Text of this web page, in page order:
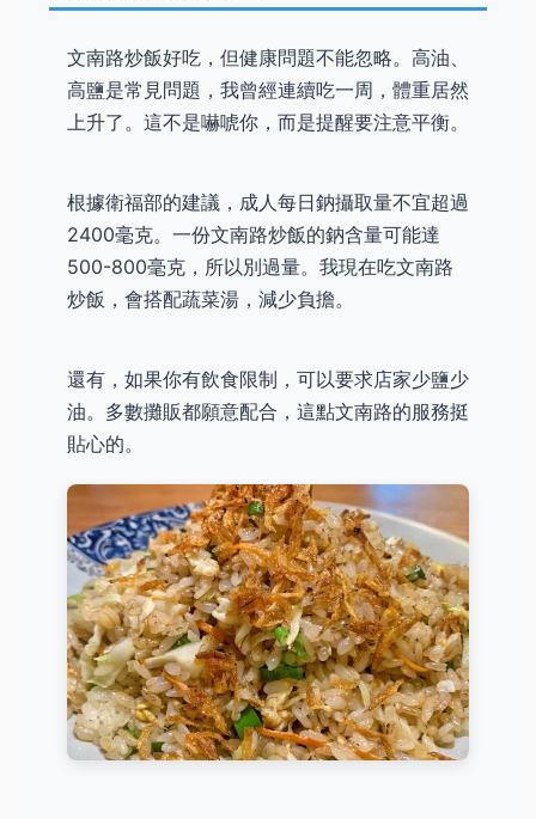
文南路炒飯好吃，但健康問題不能忽略。高油、
高鹽是常見問題，我曾經連續吃一周，體重居然
上升了。這不是嚇唬你，而是提醒要注意平衡。
根據衛福部的建議，成人每日鈉攝取量不宜超過
2400毫克。一份文南路炒飯的鈉含量可能達
500-800毫克，所以別過量。我現在吃文南路
炒飯，會搭配蔬菜湯，減少負擔。
還有，如果你有飲食限制，可以要求店家少鹽少
油。多數攤販都願意配合，這點文南路的服務挺
貼心的。